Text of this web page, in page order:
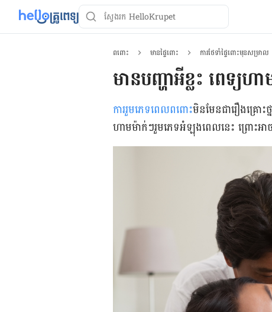
ពពោះ មានផ្ទៃពោះ ការថែទាំផ្ទៃពោះមុនសម្រាល
មាន​​បញ្ហា​អីខ្លះ ពេទ្យ​
ការ​រួមភេទ​ពេល​​ពពោះមិន​មែន​ជា​រឿង​គ្រ
ហាម​ម៉ាក់ៗ​​រួមភេទ​អំឡុង​ពេល​នេះ ព្រោះ​អា